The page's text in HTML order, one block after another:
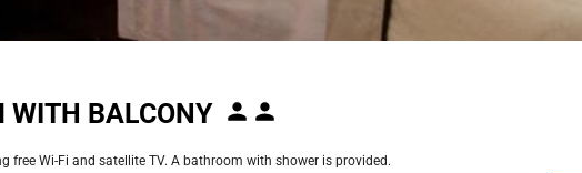
WITH BALCONY
Wi-Fi and satellite TV. A bathroom with shower is provided.